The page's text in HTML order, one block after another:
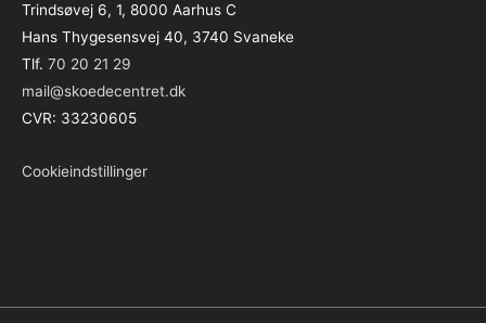
Trindsøvej 6, 1, 8000 Aarhus C
Hans Thygesensvej 40, 3740 Svaneke
Tlf. 70 20 21 29
mail@skoedecentret.dk
CVR: 33230605
Cookieindstillinger